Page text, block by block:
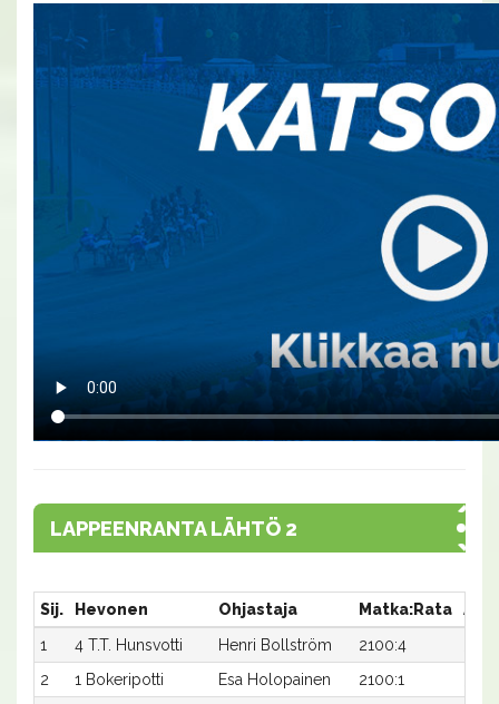
LAPPEENRANTA LÄHTÖ 2
Sij. Hevonen Ohjastaja Matka:Rata
Aika
1
4 T.T. Hunsvotti Henri Bollström 2100:4
2
1 Bokeripotti Esa Holopainen 2100:1